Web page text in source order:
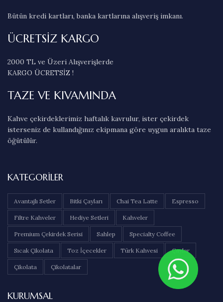
Bütün kredi kartları, banka kartlarına alışveriş imkanı.
ÜCRETSİZ KARGO
2000 TL ve Üzeri Alışverişlerde
KARGO ÜCRETSİZ !
TAZE VE KIVAMINDA
Kahve çekirdeklerimiz haftalık kavrulur, ister çekirdek
isterseniz de kullandığınız ekipmana göre uygun aralıkta taze
öğütülür.
KATEGORILER
Avantajlı Setler Bitki Çayları Chai Tea Latte Espresso
Filtre Kahveler Hediye Setleri Kahveler
Premium Çekirdek Serisi Sahlep Specialty Coffee
Sıcak Çikolata Toz İçecekler Türk Kahvesi Çaylar
Çikolata Çikolatalar
KURUMSAL